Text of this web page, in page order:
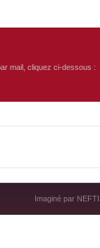
mail, cliquez ci-dessous :
Imaginé par